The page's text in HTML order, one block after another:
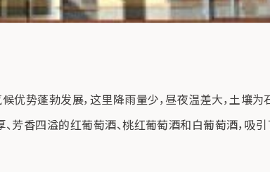
势蓬勃发展，这里降雨量少，昼夜温差大，土壤
香四溢的红葡萄酒、桃红葡萄酒和白葡萄酒，吸